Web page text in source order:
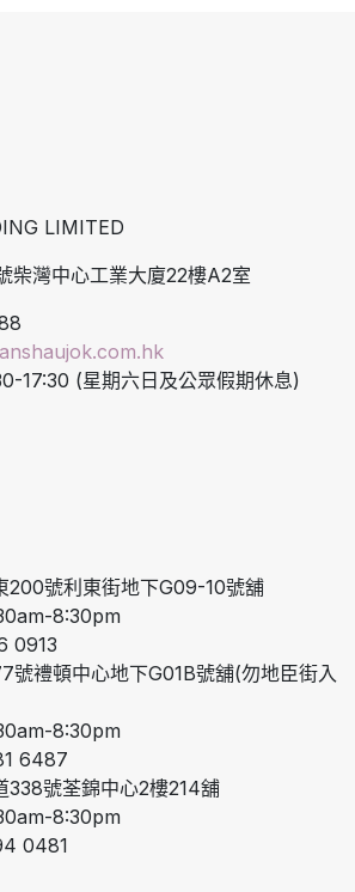
LIMITED
柴灣中心工業大廈22樓A2室
17:30 (星期六日及公眾假期休息)
200號利東街地下G09-10號舖
8:30pm
0913
號禮頓中心地下G01B號舖(勿地臣街入
8:30pm
6487
338號荃錦中心2樓214舖
8:30pm
0481